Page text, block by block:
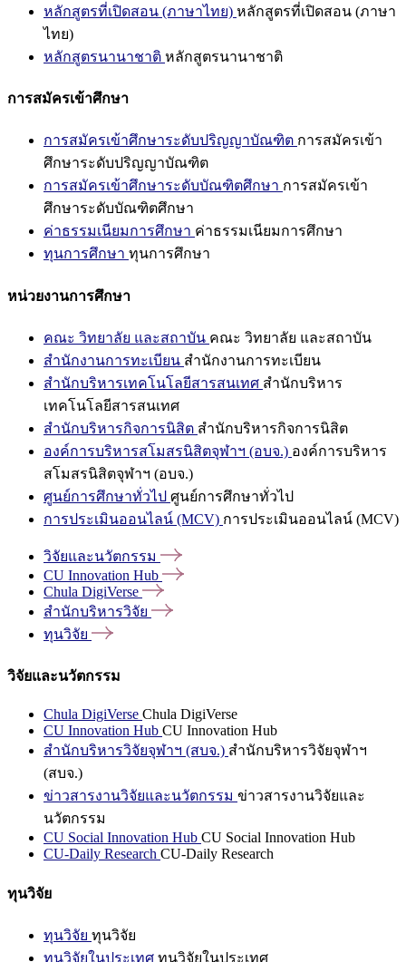
หลักสูตรที่เปิดสอน (ภาษาไทย) หลักสูตรที่เปิดสอน (ภาษา
ไทย)
หลักสูตรนานาชาติ หลักสูตรนานาชาติ
การสมัครเข้าศึกษา
การสมัครเข้าศึกษาระดับปริญญาบัณฑิต การสมัครเข้า
ศึกษาระดับปริญญาบัณฑิต
การสมัครเข้าศึกษาระดับบัณฑิตศึกษา การสมัครเข้า
ศึกษาระดับบัณฑิตศึกษา
ค่าธรรมเนียมการศึกษา ค่าธรรมเนียมการศึกษา
ทุนการศึกษา ทุนการศึกษา
หน่วยงานการศึกษา
คณะ วิทยาลัย และสถาบัน คณะ วิทยาลัย และสถาบัน
สำนักงานการทะเบียน สำนักงานการทะเบียน
สำนักบริหารเทคโนโลยีสารสนเทศ สำนักบริหาร
เทคโนโลยีสารสนเทศ
สำนักบริหารกิจการนิสิต สำนักบริหารกิจการนิสิต
องค์การบริหารสโมสรนิสิตจุฬาฯ (อบจ.) องค์การบริหาร
สโมสรนิสิตจุฬาฯ (อบจ.)
ศูนย์การศึกษาทั่วไป ศูนย์การศึกษาทั่วไป
การประเมินออนไลน์ (MCV) การประเมินออนไลน์ (MCV)
วิจัยและนวัตกรรม
CU Innovation Hub
Chula DigiVerse
สำนักบริหารวิจัย
ทุนวิจัย
วิจัยและนวัตกรรม
Chula DigiVerse Chula DigiVerse
CU Innovation Hub CU Innovation Hub
สำนักบริหารวิจัยจุฬาฯ (สบจ.) สำนักบริหารวิจัยจุฬาฯ
(สบจ.)
ข่าวสารงานวิจัยและนวัตกรรม ข่าวสารงานวิจัยและ
นวัตกรรม
CU Social Innovation Hub CU Social Innovation Hub
CU-Daily Research CU-Daily Research
ทุนวิจัย
ทุนวิจัย ทุนวิจัย
ทุนวิจัยในประเทศ ทุนวิจัยในประเทศ